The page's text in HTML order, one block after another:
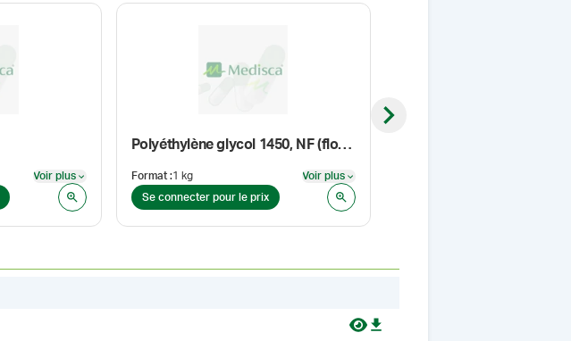
Voir plus
Polyéthylène glycol 1450, NF (flocons)
Format:1 kg Voir plus
Se connecter pour le prix
Next slide